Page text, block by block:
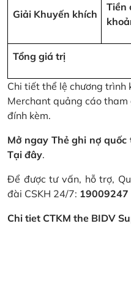
Giải Khuyến khích
Tiền
Tổng giá trị
Chi tiết thể lệ chương trình
Merchant quảng cáo
đính kèm.
Mở ngay Thẻ ghi nợ
Tại đây.
Để được tư vấn, hỗ trợ,
đài CSKH 24/7: 19009247
Chi tiet CTKM the BIDV